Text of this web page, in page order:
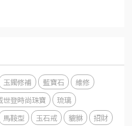
玉鐲修補 藍寶石
維修
世登時尚珠寶
琉璃
馬鞍型 玉石戒 貔貅
招財